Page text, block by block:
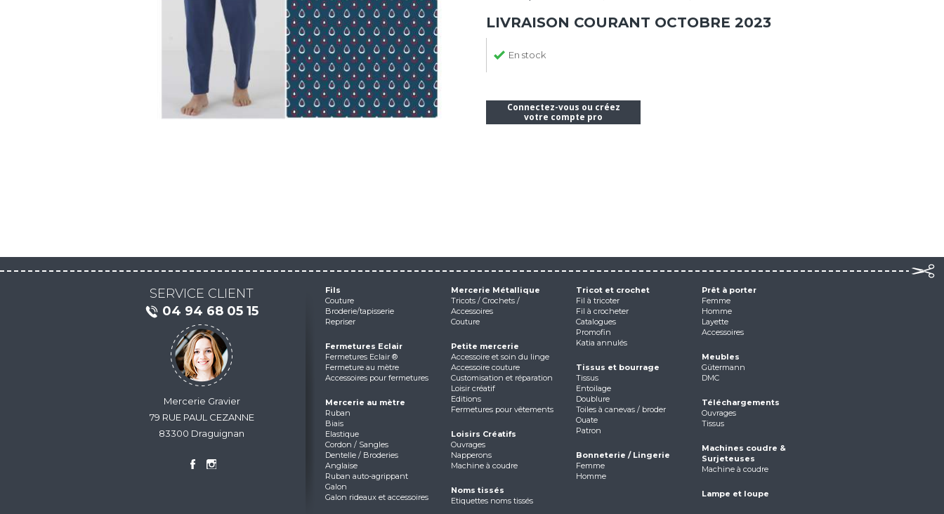
LIVRAISON COURANT OCTOBRE 2023
En stock
Connectez-vous ou créez
votre compte pro
SERVICE CLIENT
04 94 68 05 15
Mercerie Gravier
79 RUE PAUL CEZANNE
83300 Draguignan
Fils
Couture
Broderie/tapisserie
Repriser
Fermetures Eclair
Fermetures Eclair ®
Fermeture au mètre
Accessoires pour fermetures
Mercerie au mètre
Ruban
Biais
Elastique
Cordon / Sangles
Dentelle / Broderies
Anglaise
Ruban auto-agrippant
Galon
Galon rideaux et accessoires
Mercerie Métallique
Tricots / Crochets /
Accessoires
Couture
Petite mercerie
Accessoire et soin du linge
Accessoire couture
Customisation et réparation
Loisir créatif
Editions
Fermetures pour vêtements
Loisirs Créatifs
Ouvrages
Napperons
Machine à coudre
Noms tissés
Etiquettes noms tissés
Tricot et crochet
Fil à tricoter
Fil à crocheter
Catalogues
Promofin
Katia annulés
Tissus et bourrage
Tissus
Entoilage
Doublure
Toiles à canevas / broder
Ouate
Patron
Bonneterie / Lingerie
Femme
Homme
Prêt à porter
Femme
Homme
Layette
Accessoires
Meubles
Gütermann
DMC
Téléchargements
Ouvrages
Tissus
Machines coudre &
Surjeteuses
Machine à coudre
Lampe et loupe